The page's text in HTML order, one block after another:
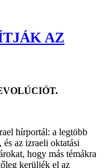
AZ
hírportál: a legtöbb
az izraeli oktatási
hogy más témákra
kerüljék el az